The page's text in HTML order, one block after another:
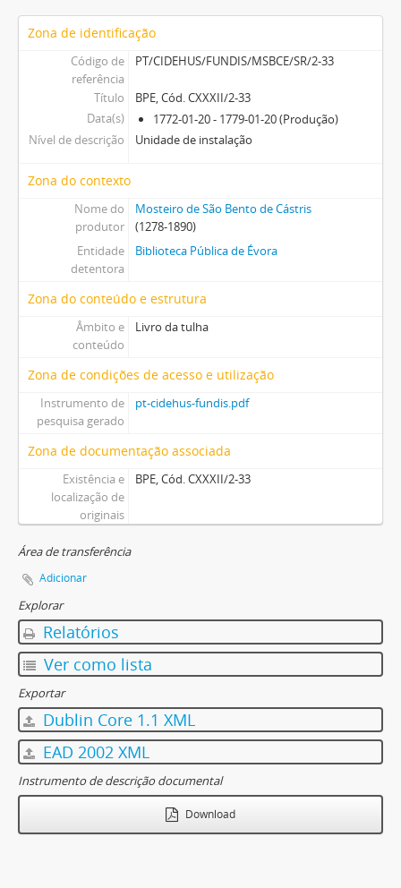
Zona de identificação
Código de
referência
PT/CIDEHUS/FUNDIS/MSBCE/SR/2-33
Título
BPE, Cód. CXXXII/2-33
Data(s)
1772-01-20 - 1779-01-20 (Produção)
Nível de descrição
Unidade de instalação
Zona do contexto
Nome do
produtor
Mosteiro de São Bento de Cástris
(1278-1890)
Entidade
detentora
Biblioteca Pública de Évora
Zona do conteúdo e estrutura
Âmbito e
conteúdo
Livro da tulha
Zona de condições de acesso e utilização
Instrumento de
pesquisa gerado
pt-cidehus-fundis.pdf
Zona de documentação associada
Existência e
localização de
originais
BPE, Cód. CXXXII/2-33
Área de transferência
Adicionar
Explorar
Relatórios
Ver como lista
Exportar
Dublin Core 1.1 XML
EAD 2002 XML
Instrumento de descrição documental
Download